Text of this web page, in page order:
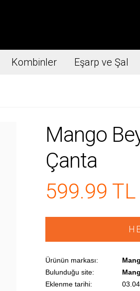
Kombinler Eşarp ve Şal
Mango
Çanta
599.99 TL
Ürünün markası:
Bulunduğu site:
Eklenme tarihi: